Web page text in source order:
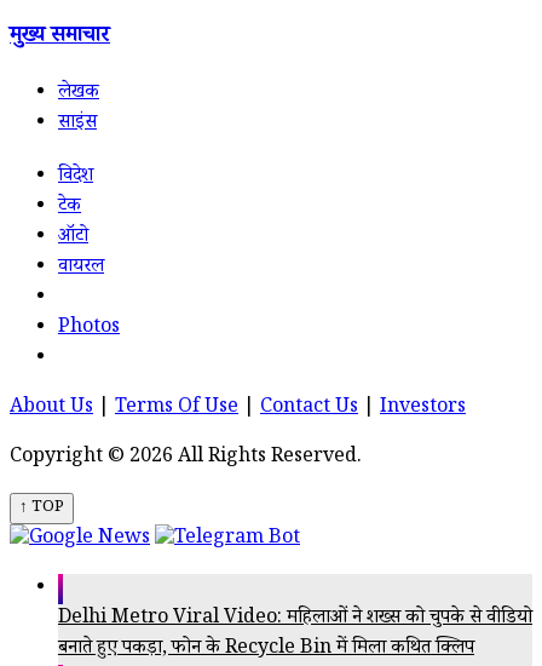
मुख्य समाचार
लेखक
साइंस
विदेश
टेक
ऑटो
वायरल
Photos
About Us Terms Of Use Contact Us
Investors
Copyright © 2026 All Rights Reserved.
↑ TOP
Delhi Metro Viral Video: महिलाओं ने शख्स को चुपके से वीडियो
बनाते हुए पकड़ा, फोन के Recycle Bin में मिला कथित क्लिप